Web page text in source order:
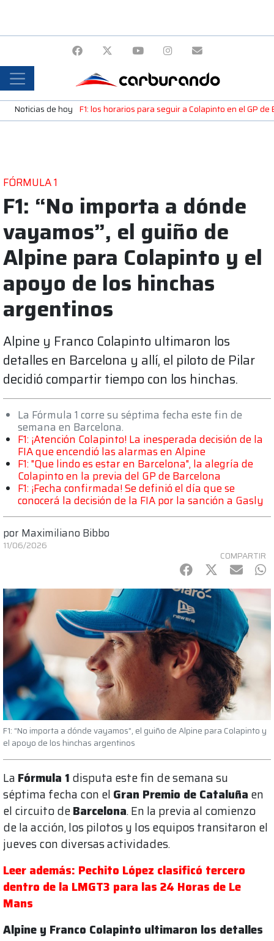
Noticias de hoy F1: los horarios para seguir a Colapinto en el GP de
FÓRMULA 1
F1: “No importa a dónde
vayamos”, el guiño de
Alpine para Colapinto y el
apoyo de los hinchas
argentinos
Alpine y Franco Colapinto ultimaron los
detalles en Barcelona y allí, el piloto de Pilar
decidió compartir tiempo con los hinchas.
La Fórmula 1 corre su séptima fecha este fin de
semana en Barcelona.
F1: ¡Atención Colapinto! La inesperada decisión de la
FIA que encendió las alarmas en Alpine
F1: "Que lindo es estar en Barcelona", la alegría de
Colapinto en la previa del GP de Barcelona
F1: ¡Fecha confirmada! Se definió el día que se
conocerá la decisión de la FIA por la sanción a Gasly
por Maximiliano Bibbo
11/06/2026
COMPARTIR
Facebook
Twitter
mail
F1: “No importa a dónde vayamos”, el guiño de Alpine para Colapinto y
el apoyo de los hinchas argentinos
La Fórmula 1 disputa este fin de semana su
séptima fecha con el Gran Premio de Cataluña en
el circuito deBarcelona. En la previa al comienzo
de la acción, los pilotos y los equipos transitaron el
jueves con diversas actividades.
Leer además: Pechito López clasificó tercero
dentro de la LMGT3 para las 24 Horas de Le
Mans
Alpine y Franco Colapinto ultimaron los detalles